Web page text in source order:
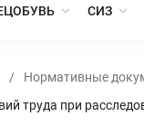
СИЗ
/
Нормативные
труда при